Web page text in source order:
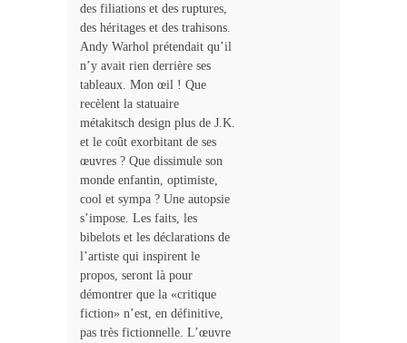
des filiations et des ruptures,
des héritages et des trahisons.
Andy Warhol prétendait qu’il
n’y avait rien derrière ses
tableaux. Mon œil ! Que
recèlent la statuaire
métakitsch design plus de J.K.
et le coût exorbitant de ses
œuvres ? Que dissimule son
monde enfantin, optimiste,
cool et sympa ? Une autopsie
s’impose. Les faits, les
bibelots et les déclarations de
l’artiste qui inspirent le
propos, seront là pour
démontrer que la «critique
fiction» n’est, en définitive,
pas très fictionnelle. L’œuvre